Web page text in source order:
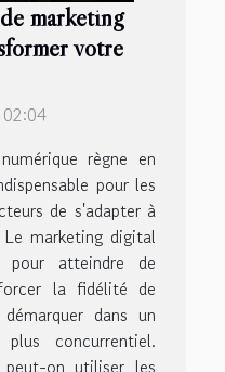
marketing
votre
règne en
pour les
de s'adapter à
marketing digital
pour atteindre de
la fidélité de
dans un
concurrentiel.